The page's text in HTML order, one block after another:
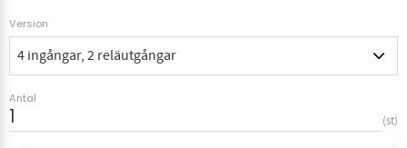
Version
Antal
st